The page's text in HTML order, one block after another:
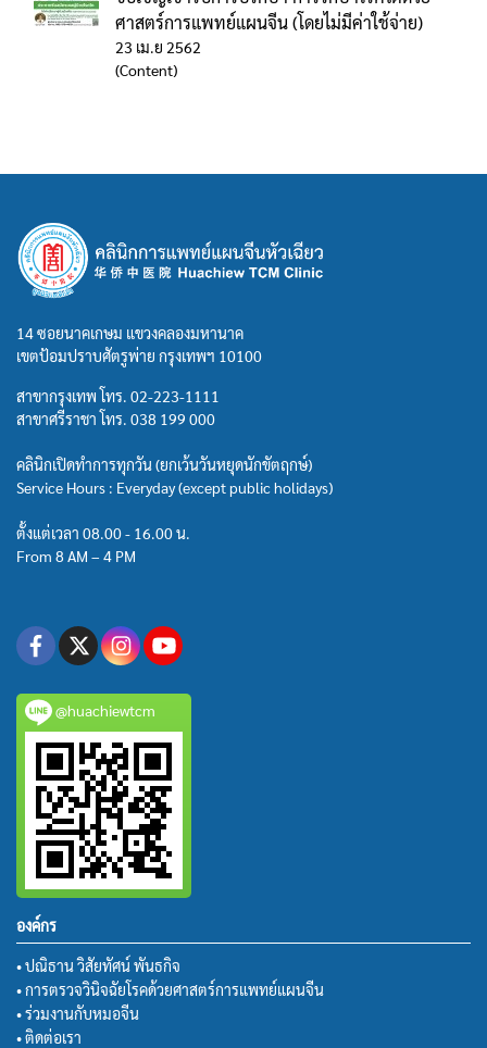
ศาสตร์การแพทย์แผนจีน (โดยไม่มีค่าใช้จ่าย)
23 เม.ย 2562
(Content)
14 ซอยนาคเกษม แขวงคลองมหานาค
เขตป้อมปราบศัตรูพ่าย กรุงเทพฯ 10100
สาขากรุงเทพ โทร. 02-223-1111
สาขาศรีราชา โทร. 038 199 000
คลินิกเปิดทำการทุกวัน (ยกเว้นวันหยุดนักขัตฤกษ์)
Service Hours : Everyday (except public holidays)
ตั้งแต่เวลา 08.00 - 16.00 น.
From 8 AM – 4 PM
@huachiewtcm
องค์กร
• ปณิธาน วิสัยทัศน์ พันธกิจ
• การตรวจวินิจฉัยโรคด้วยศาสตร์การแพทย์แผนจีน
• ร่วมงานกับหมอจีน
• ติดต่อเรา